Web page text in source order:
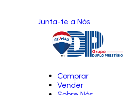
Junta-te a Nós
Comprar
Vender